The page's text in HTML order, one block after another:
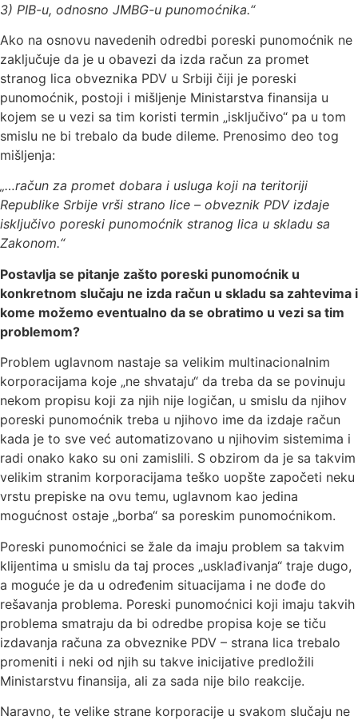
3) PIB-u, odnosno JMBG-u punomoćnika.“
Ako na osnovu navedenih odredbi poreski punomoćnik ne
zaključuje da je u obavezi da izda račun za promet
stranog lica obveznika PDV u Srbiji čiji je poreski
punomoćnik, postoji i mišljenje Ministarstva finansija u
kojem se u vezi sa tim koristi termin „isključivo“ pa u tom
smislu ne bi trebalo da bude dileme. Prenosimo deo tog
mišljenja:
„…račun za promet dobara i usluga koji na teritoriji
Republike Srbije vrši strano lice – obveznik PDV izdaje
isključivo poreski punomoćnik stranog lica u skladu sa
Zakonom.“
Postavlja se pitanje zašto poreski punomoćnik u
konkretnom slučaju ne izda račun u skladu sa zahtevima i
kome možemo eventualno da se obratimo u vezi sa tim
problemom?
Problem uglavnom nastaje sa velikim multinacionalnim
korporacijama koje „ne shvataju“ da treba da se povinuju
nekom propisu koji za njih nije logičan, u smislu da njihov
poreski punomoćnik treba u njihovo ime da izdaje račun
kada je to sve već automatizovano u njihovim sistemima i
radi onako kako su oni zamislili. S obzirom da je sa takvim
velikim stranim korporacijama teško uopšte započeti neku
vrstu prepiske na ovu temu, uglavnom kao jedina
mogućnost ostaje „borba“ sa poreskim punomoćnikom.
Poreski punomoćnici se žale da imaju problem sa takvim
klijentima u smislu da taj proces „usklađivanja“ traje dugo,
a moguće je da u određenim situacijama i ne dođe do
rešavanja problema. Poreski punomoćnici koji imaju takvih
problema smatraju da bi odredbe propisa koje se tiču
izdavanja računa za obveznike PDV – strana lica trebalo
promeniti i neki od njih su takve inicijative predložili
Ministarstvu finansija, ali za sada nije bilo reakcije.
Naravno, te velike strane korporacije u svakom slučaju ne